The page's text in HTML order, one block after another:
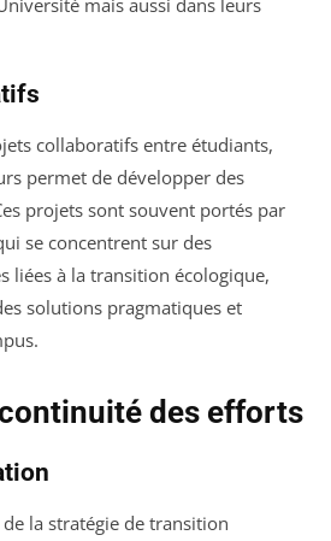
collaboratifs entre étudiants,
permet de développer des
projets sont souvent portés par
se concentrent sur des
liées à la transition écologique,
solutions pragmatiques et
des efforts
la stratégie de transition